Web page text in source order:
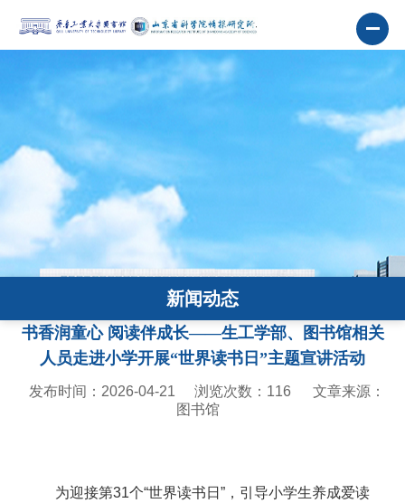
新闻动态
书香润童心 阅读伴成长——生工学部、图书馆相关
人员走进小学开展“世界读书日”主题宣讲活动
发布时间：2026-04-21 浏览次数： 116
文章来源：
图书馆
为迎接第31个“世界读书日”，引导小学生养成爱读